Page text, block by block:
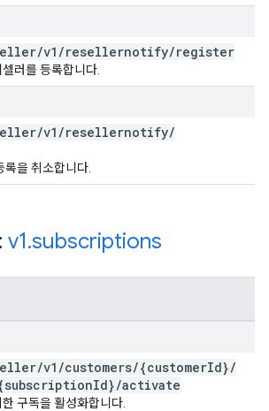
/v1 /resellernotify/register
러를 등록합니다.
/v1 /resellernotify/
록을 취소합니다.
v1.subscriptions
/v1 /customers/{customerId}/
Id}/activate
구독을 활성화합니다.